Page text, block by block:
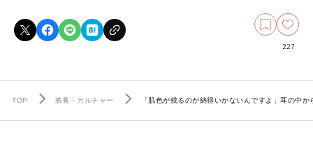
227
TOP 教養・カルチャー 「肌色が残るのが納得いかないんですよ」耳の中